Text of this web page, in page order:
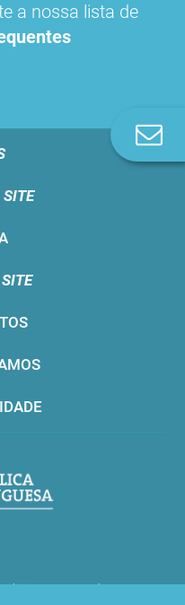
a nossa lista de
SITE
SITE
direitos reservados